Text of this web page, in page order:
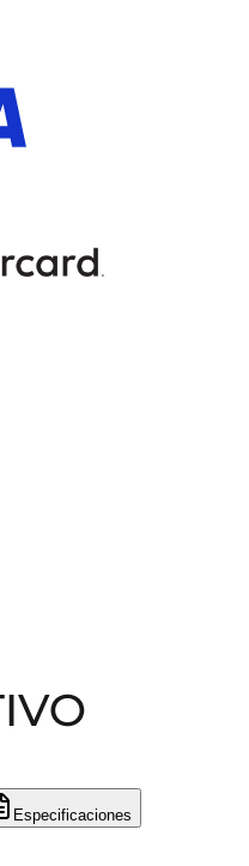
Especificaciones